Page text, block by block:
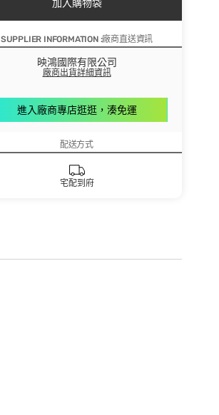
加入購物袋
SUPPLIER INFORMATION :廠商直送資訊
映鴻國際有限公司
廠商出貨詳細資訊
進入廠商專店逛逛，湊免運
配送方式
宅配到府